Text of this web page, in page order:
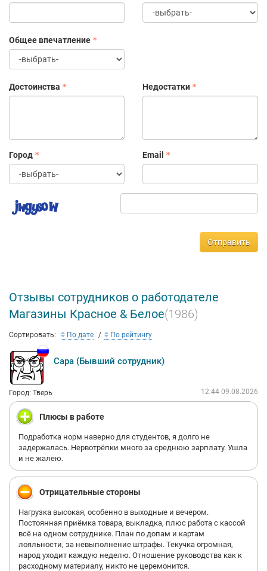
Обучение в процессе работы. Мы считаем, что никто не
знает так много, как все мы вместе, поэтому с
У нас вы можете получить знания, навыки и умения,
которые пригодятся не только в будущей работе, но и в
Наша главная должность в компании — «Специалист по
доброжелательных и квалифицированных сотрудников.
Общее впечатление
Достоинства Недостатки
Город Email
Отправить
Отзывы сотрудников о работодателе
Магазины Красное & Белое(1986)
Сортировать: По дате По рейтингу
Сара (Бывший сотрудник)
Город: Тверь 12:44 09.08.2026
Плюсы в работе
Подработка норм наверно для студентов, я долго не
задержалась. Нервотрёпки много за среднюю зарплату. Ушла
и не жалею.
Отрицательные стороны
Нагрузка высокая, особенно в выходные и вечером.
Постоянная приёмка товара, выкладка, плюс работа с кассой
всё на одном сотруднике. План по допам и картам
лояльности, за невыполнение штрафы. Текучка огромная,
народ уходит каждую неделю. Отношение руководства как к
расходному материалу, никто не церемонится.